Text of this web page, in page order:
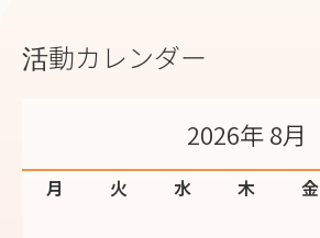
活動カレンダー
2026年 8月
月 火 水 木 金